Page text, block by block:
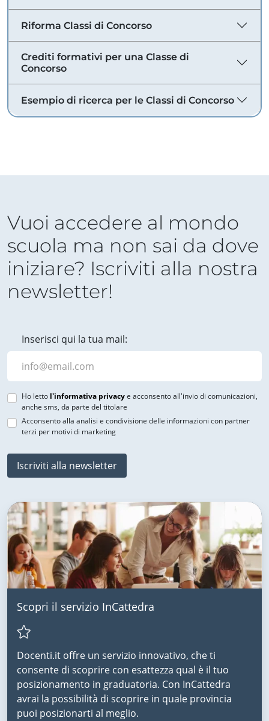
Riforma Classi di Concorso
Crediti formativi per una Classe di
Concorso
Esempio di ricerca per le Classi di Concorso
Vuoi accedere al mondo
scuola ma non sai da dove
iniziare? Iscriviti alla nostra
newsletter!
Inserisci qui la tua mail:
Ho letto l'informativa privacye acconsento all'invio di comunicazioni,
anche sms, da parte del titolare
Acconsento alla analisi e condivisione delle informazioni con partner
terzi per motivi di marketing
Iscriviti alla newsletter
Scopri il servizio InCattedra
Docenti.it offre un servizio innovativo, che ti
consente di scoprire con esattezza qual è il tuo
posizionamento in graduatoria. Con InCattedra
avrai la possibilità di scoprire in quale provincia
puoi posizionarti al meglio.